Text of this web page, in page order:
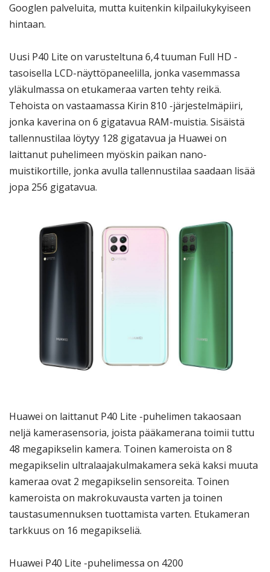
Googlen palveluita, mutta kuitenkin kilpailukykyiseen
hintaan.
Uusi P40 Lite on varusteltuna 6,4 tuuman Full HD -
tasoisella LCD-näyttöpaneelilla, jonka vasemmassa
yläkulmassa on etukameraa varten tehty reikä.
Tehoista on vastaamassa Kirin 810 -järjestelmäpiiri,
jonka kaverina on 6 gigatavua RAM-muistia. Sisäistä
tallennustilaa löytyy 128 gigatavua ja Huawei on
laittanut puhelimeen myöskin paikan nano-
muistikortille, jonka avulla tallennustilaa saadaan lisää
jopa 256 gigatavua.
Huawei on laittanut P40 Lite -puhelimen takaosaan
neljä kamerasensoria, joista pääkamerana toimii tuttu
48 megapikselin kamera. Toinen kameroista on 8
megapikselin ultralaajakulmakamera sekä kaksi muuta
kameraa ovat 2 megapikselin sensoreita. Toinen
kameroista on makrokuvausta varten ja toinen
taustasumennuksen tuottamista varten. Etukameran
tarkkuus on 16 megapikseliä.
Huawei P40 Lite -puhelimessa on 4200